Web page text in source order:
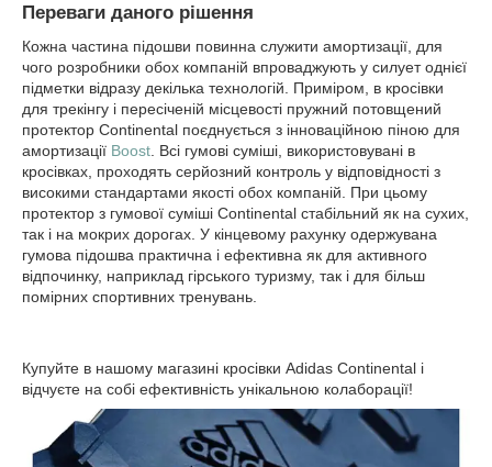
Переваги даного рішення
Кожна частина підошви повинна служити амортизації, для
чого розробники обох компаній впроваджують у силует однієї
підметки відразу декілька технологій. Приміром, в кросівки
для трекінгу і пересіченій місцевості пружний потовщений
протектор Continental поєднується з інноваційною піною для
амортизації Boost . Всі гумові суміші, використовувані в
кросівках, проходять серйозний контроль у відповідності з
високими стандартами якості обох компаній. При цьому
протектор з гумової суміші Continental стабільний як на сухих,
так і на мокрих дорогах. У кінцевому рахунку одержувана
гумова підошва практична і ефективна як для активного
відпочинку, наприклад гірського туризму, так і для більш
помірних спортивних тренувань.
Купуйте в нашому магазині кросівки Adidas Continental і
відчуєте на собі ефективність унікальною колаборації!